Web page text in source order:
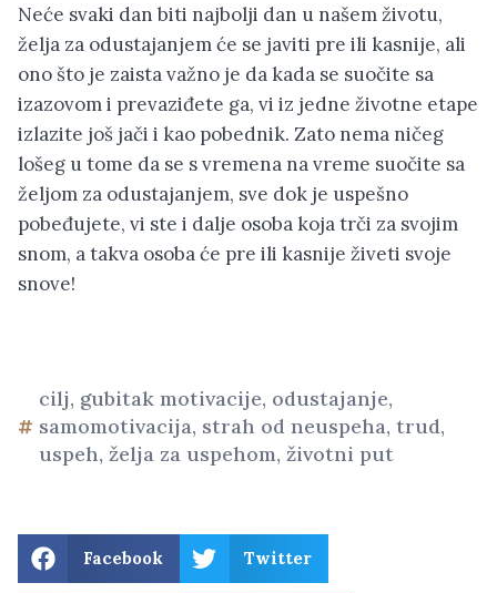
Neće svaki dan biti najbolji dan u našem životu,
želja za odustajanjem će se javiti pre ili kasnije, ali
ono što je zaista važno je da kada se suočite sa
izazovom i prevaziđete ga, vi iz jedne životne etape
izlazite još jači i kao pobednik. Zato nema ničeg
lošeg u tome da se s vremena na vreme suočite sa
željom za odustajanjem, sve dok je uspešno
pobeđujete, vi ste i dalje osoba koja trči za svojim
snom, a takva osoba će pre ili kasnije živeti svoje
snove!
cilj, gubitak motivacije, odustajanje,
samomotivacija, strah od neuspeha, trud,
uspeh, želja za uspehom, životni put
Facebook Twitter